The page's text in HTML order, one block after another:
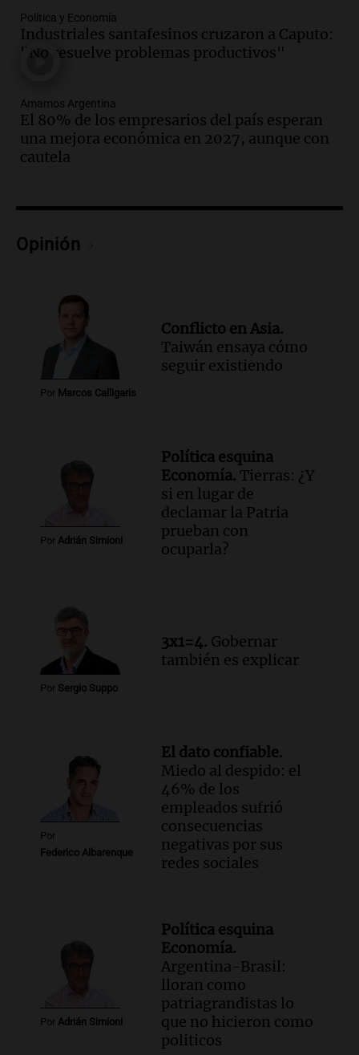
durante la primavera
Informados al regreso
Episodios
tras fuertes vientos
Panorama Federal
Episodios
economía mejorará el próximo año
Episodios
ley de propiedad privada
Informados al regreso
Episodios
Audio.
Debate en el Senado y protesta
en Rosario contra la ley de Propiedad
Privada.
Manifestación en Rosario contra
la ley de Propiedad Privada debatida en
el Senado.
Viva la Radio Rosario
Episodios
Luis Juez cuestionó la polémica
Informados al regreso
Episodios
Política y Economía
Industriales santafesinos cruzaron a Caputo:
"No resuelve problemas productivos"
Amamos Argentina
El 80% de los empresarios del país esperan
una mejora económica en 2027, aunque con
cautela
Opinión
Por Marcos Calligaris
Conflicto en Asia.
Taiwán ensaya cómo
seguir existiendo
Por Adrián Simioni
Política esquina
Economía. Tierras: ¿Y
si en lugar de
declamar la Patria
prueban con
ocuparla?
Por Sergio Suppo
3x1=4. Gobernar
también es explicar
Por
Federico Albarenque
El dato confiable.
Miedo al despido: el
46% de los
empleados sufrió
consecuencias
negativas por sus
redes sociales
Por Adrián Simioni
Política esquina
Economía.
Argentina-Brasil:
lloran como
patriagrandistas lo
que no hicieron como
politicos